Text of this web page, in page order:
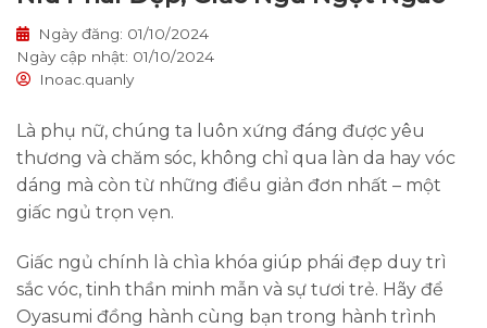
Ngày đăng: 01/10/2024
Ngày cập nhật: 01/10/2024
Inoac.quanly
Là phụ nữ, chúng ta luôn xứng đáng được yêu
thương và chăm sóc, không chỉ qua làn da hay vóc
dáng mà còn từ những điều giản đơn nhất – một
giấc ngủ trọn vẹn.
Giấc ngủ chính là chìa khóa giúp phái đẹp duy trì
sắc vóc, tinh thần minh mẫn và sự tươi trẻ. Hãy để
Oyasumi đồng hành cùng bạn trong hành trình